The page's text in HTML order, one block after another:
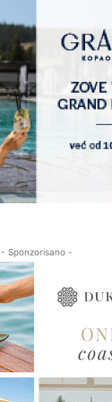
- Sponzorisano -